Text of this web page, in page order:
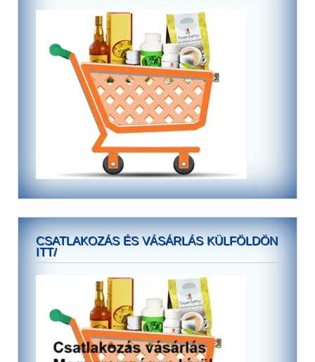
CSATLAKOZÁS ÉS VÁSÁRLÁS KÜLFÖLDÖN
ITT/